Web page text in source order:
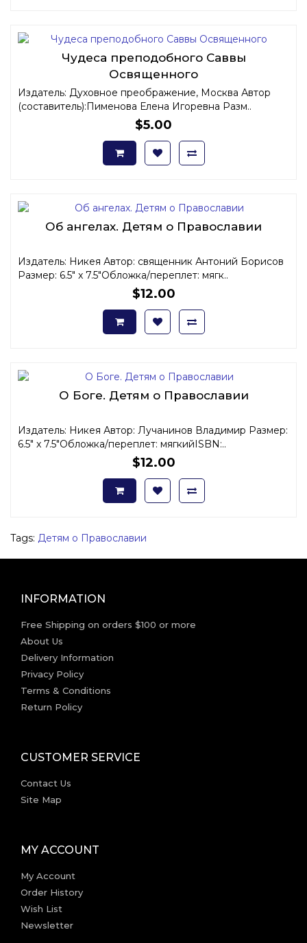
Чудеса преподобного Саввы
Освященного
Издатель: Духовное преображение, Москва Автор
(составитель):Пименова Елена Игоревна Разм..
$5.00
Об ангелах. Детям о Православии
Издатель: Никея Автор: священник Антоний Борисов
Размер: 6.5" x 7.5"Обложка/переплет: мягк..
$12.00
О Боге. Детям о Православии
Издатель: Никея Автор: Лучанинов Владимир Размер:
6.5" x 7.5"Обложка/переплет: мягкийISBN:..
$12.00
Tags: Детям о Православии
INFORMATION
Free Shipping on orders $100 or more
About Us
Delivery Information
Privacy Policy
Terms & Conditions
Return Policy
CUSTOMER SERVICE
Contact Us
Site Map
MY ACCOUNT
My Account
Order History
Wish List
Newsletter